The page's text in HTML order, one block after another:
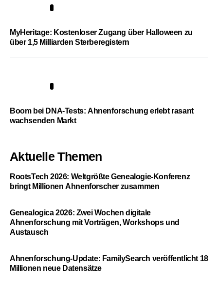
MyHeritage: Kostenloser Zugang über Halloween zu
über 1,5 Milliarden Sterberegistern
Boom bei DNA-Tests: Ahnenforschung erlebt rasant
wachsenden Markt
Aktuelle Themen
RootsTech 2026: Weltgrößte Genealogie-Konferenz
bringt Millionen Ahnenforscher zusammen
Genealogica 2026: Zwei Wochen digitale
Ahnenforschung mit Vorträgen, Workshops und
Austausch
Ahnenforschung-Update: FamilySearch veröffentlicht 18
Millionen neue Datensätze